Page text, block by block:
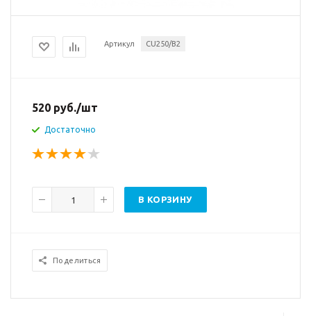
Артикул CU250/B2
520 руб./шт
Достаточно
В КОРЗИНУ
Поделиться